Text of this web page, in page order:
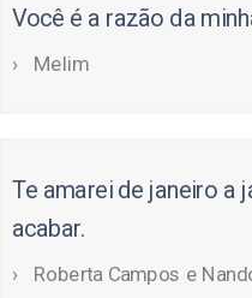
Você é a razão da
Melim
Te amarei de janeiro a
acabar.
Roberta Campos e